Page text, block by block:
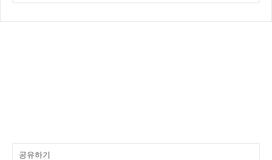
공유하기